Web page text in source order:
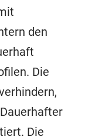
den
Die
Die